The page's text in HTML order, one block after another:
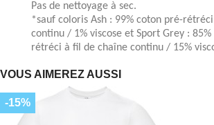
Pas de nettoyage à sec.
*sauf coloris Ash : 99% coton pré-
continu / 1% viscose et Sport Grey :
rétréci à fil de chaîne continu / 15%
VOUS AIMEREZ AUSSI
-15%